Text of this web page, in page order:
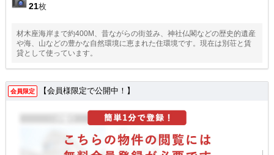
21枚
材木座海岸まで約400M、昔ながらの街並み、神社仏閣などの歴史的遺産
や海、山などの豊かな自然環境に恵まれた住環境です。現在は別荘と賃
貸として使っています。
会員限定 【会員様限定で公開中！】